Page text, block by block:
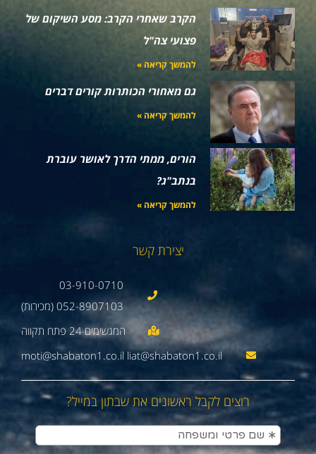
הקרב שאחרי הקרב: מסע השיקום של
פצועי צה"ל
להמשך קריאה »
גם מאחורי הכותרות קורים דברים
להמשך קריאה »
הורים, ממתי הדרך לאושר עוברת
בנתב"ג?
להמשך קריאה »
יצירת קשר
03-910-0710
052-8907103 (מכירות)
moti@shabaton1.co.il liat@shabaton1.co.il
רוצים לקבל ראשונים את שבתון במייל?